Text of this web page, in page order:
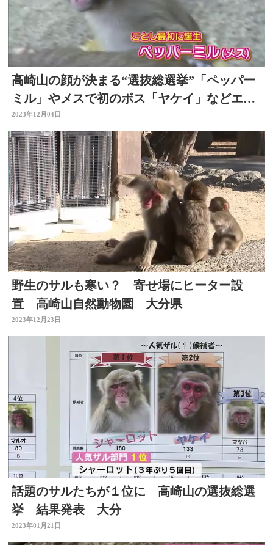
高崎山の顔が決まる“選抜総選挙”「ペッパー
ミル」やメスで初のボス「ヤケイ」などエン
トリー
2023年12月04日
野生のサルも寒い？ 寄せ場にヒーター設
置 高崎山自然動物園 大分県
2023年12月23日
話題のサルたちが１位に 高崎山の選抜総選
挙 結果発表 大分
2023年01月21日